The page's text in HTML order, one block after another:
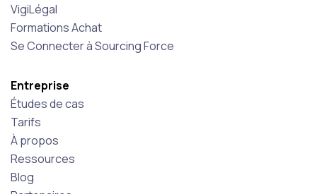
VigiLégal
Formations Achat
Se Connecter à Sourcing Force
Entreprise
Études de cas
Tarifs
À propos
Ressources
Blog